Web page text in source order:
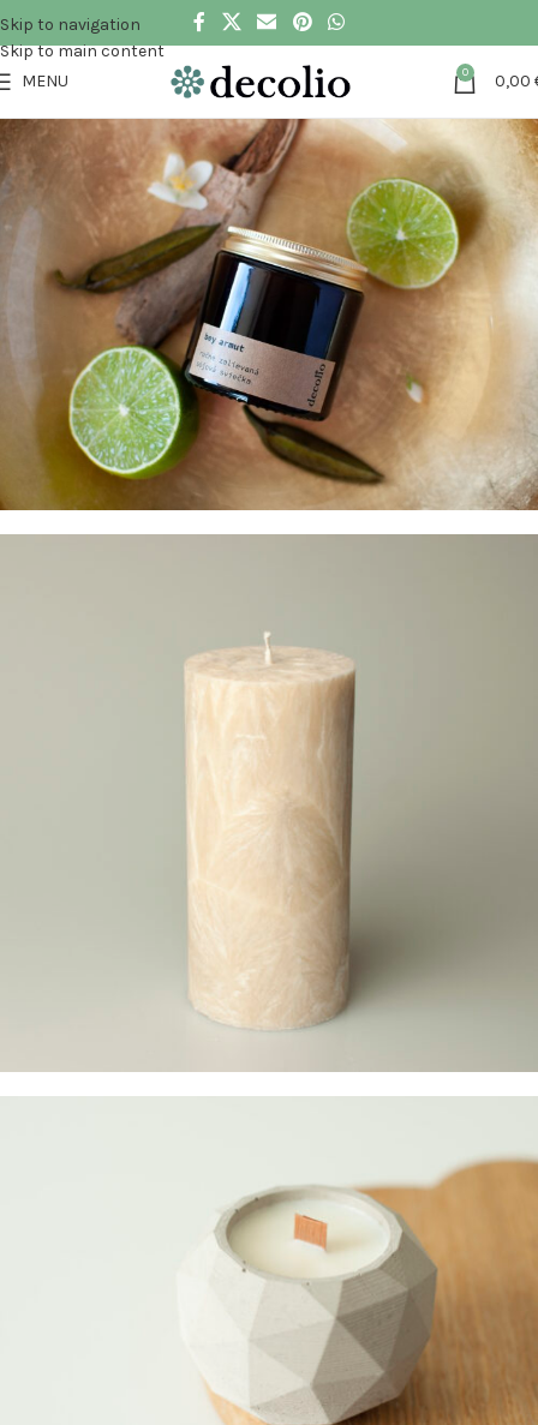
Skip to navigation
Skip to main content
MENU
0 0,00
teplo domova
kryštalického vosku